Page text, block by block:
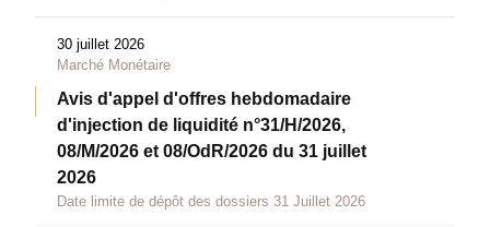
30 juillet 2026
Marché Monétaire
Avis d'appel d'offres hebdomadaire
d'injection de liquidité n°31/H/2026,
08/M/2026 et 08/OdR/2026 du 31 juillet
2026
Date limite de dépôt des dossiers 31 Juillet 2026